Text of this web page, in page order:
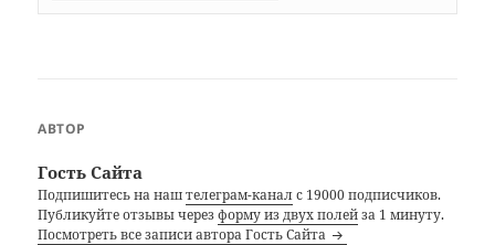
АВТОР
Гость Сайта
Подпишитесь на наштелеграм-каналс 19000 подписчиков.
Публикуйте отзывы черезформу из двух полейза 1 минуту.
Посмотреть все записи автора Гость Сайта